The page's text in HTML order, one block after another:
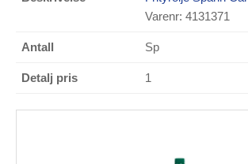
Varenr: 4131371
Sp
1